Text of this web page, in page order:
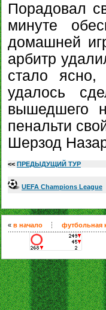
Порадовал
минуте
домашней
арбитр
стало
удалось
вышедшего
пенальти
Шерзод
<< ПРЕДЫДУЩИЙ ТУР
UEFA Champions League
« в начало футбольная